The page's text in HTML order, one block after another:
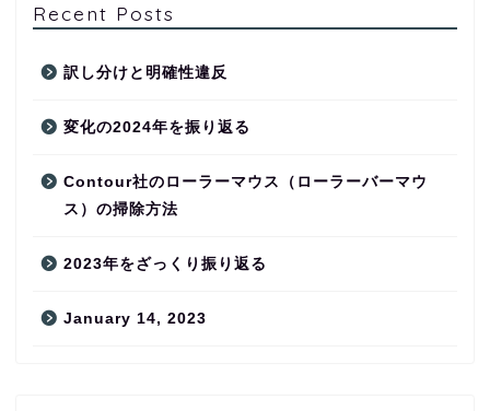
Recent Posts
訳し分けと明確性違反
変化の2024年を振り返る
Contour社のローラーマウス（ローラーバーマウ
ス）の掃除方法
2023年をざっくり振り返る
January 14, 2023